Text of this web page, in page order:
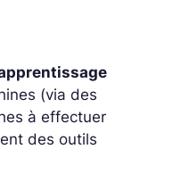
(via des
à effectuer
des outils